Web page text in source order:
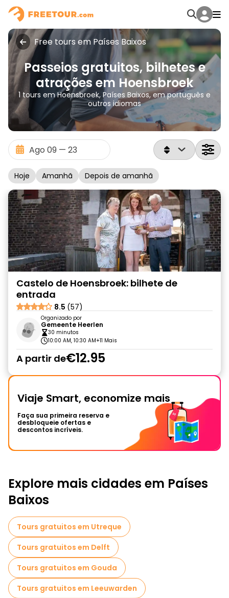
Free tours em Países Baixos
Passeios gratuitos, bilhetes e
atrações em Hoensbroek
1 tours em Hoensbroek, Países Baixos, em português e
outros idiomas
Hoje Amanhã Depois de amanhã
Castelo de Hoensbroek: bilhete de
entrada
8.5 (57)
Organizado por
Gemeente Heerlen
30 minutos
10:00 AM, 10:30 AM+11 Mais
A partir de€12.95
Viaje Smart, economize mais
Faça sua primeira reserva e
desbloqueie ofertas e
descontos incríveis.
Explore mais cidades em Países
Baixos
Tours gratuitos em Utreque
Tours gratuitos em Delft
Tours gratuitos em Gouda
Tours gratuitos em Leeuwarden